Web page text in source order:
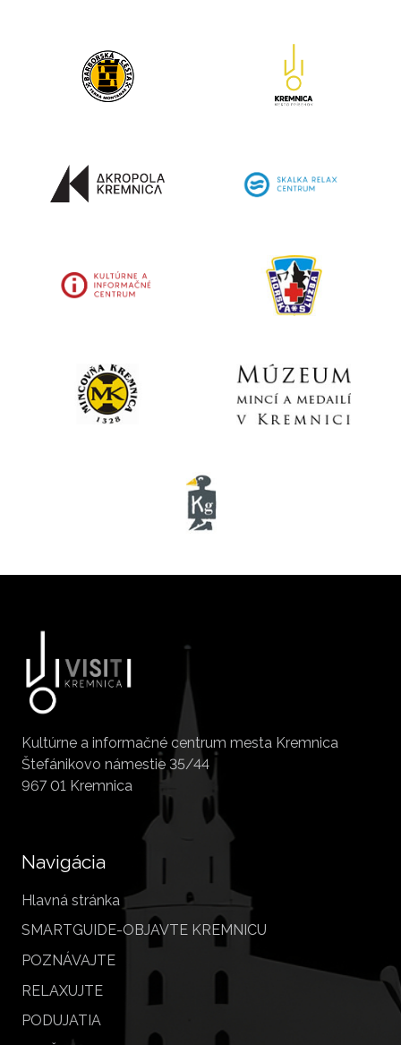
Kultúrne a informačné centrum mesta Kremnica
Štefánikovo námestie 35/44
967 01 Kremnica
Navigácia
Hlavná stránka
SMARTGUIDE-OBJAVTE KREMNICU
POZNÁVAJTE
RELAXUJTE
PODUJATIA